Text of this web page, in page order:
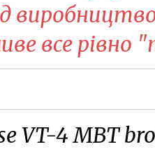
все рівно
VT-4 MBT